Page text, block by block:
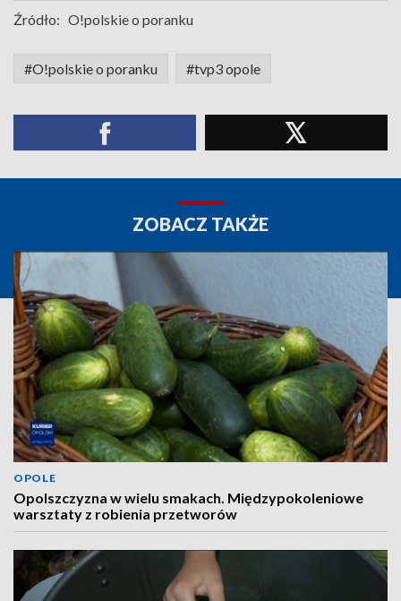
Źródło: O!polskie o poranku
#O!polskie o poranku #tvp3 opole
ZOBACZ TAKŻE
OPOLE
Opolszczyzna w wielu smakach. Międzypokoleniowe
warsztaty z robienia przetworów